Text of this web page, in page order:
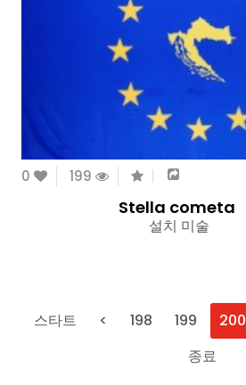
0 199
Stella cometa
설치 미술
스타트 < 198 199 200
종료